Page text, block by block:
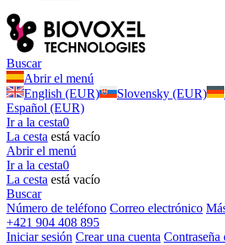
Buscar
Abrir el menú
English (EUR)
Slovensky (EUR)
Español (EUR)
Ir a la cesta0
La cesta está vacío
Abrir el menú
Ir a la cesta0
La cesta está vacío
Buscar
Número de teléfono Correo electrónico
+421 904 408 895
Iniciar sesión Crear una cuenta Contraseña